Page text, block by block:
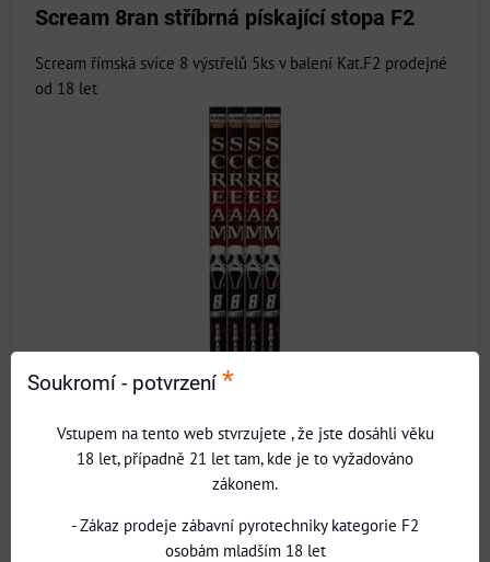
Scream 8ran stříbrná pískající stopa F2
Scream římská svíce 8 výstřelů 5ks v balení Kat.F2 prodejné
od 18 let
Soukromí - potvrzení *
Vstupem na tento web stvrzujete , že jste dosáhli věku
18 let, případně 21 let tam, kde je to vyžadováno
zákonem.
- Zákaz prodeje zábavní pyrotechniky kategorie F2
osobám mladším 18 let